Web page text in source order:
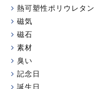
熱可塑性ポリウレタン
磁気
磁石
素材
臭い
記念日
誕生日